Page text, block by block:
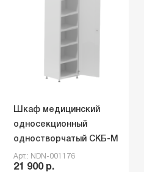
Шкаф медицинский
односекционный
одностворчатый СКБ-М
Арт.: NDN-001176
21 900 р.